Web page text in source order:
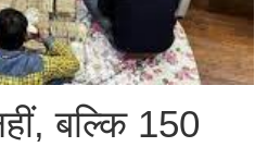
बल्कि 150